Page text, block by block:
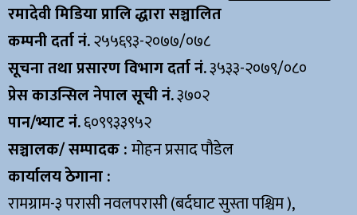
रमादेवी मिडिया प्रालि द्धारा सञ्चालित
कम्पनी दर्ता नं.२५५६९३-२०७७/०७८
सूचना तथा प्रसारण विभाग दर्ता नं.३५३३-२०७९/०८०
प्रेस काउन्सिल नेपाल सूची नं.३७०२
पान/भ्याट नं.६०९९३३९५२
सञ्चालक/ सम्पादक :मोहन प्रसाद पौडेल
कार्यालय ठेगाना :
रामग्राम-३ परासी नवलपरासी (बर्दघाट सुस्ता पश्चिम ),